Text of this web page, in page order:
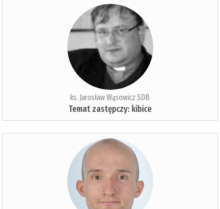
ks. Jarosław Wąsowicz SDB
Temat zastępczy: kibice